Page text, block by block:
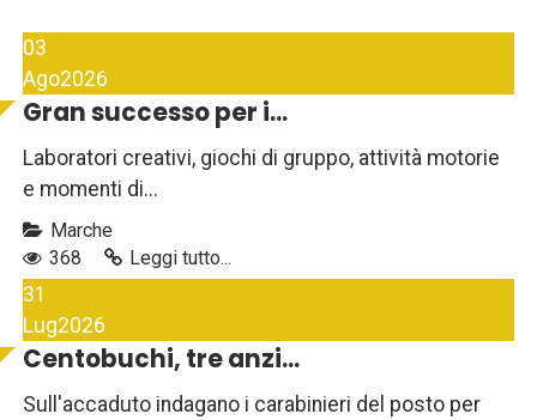
03
Ago2026
Gran successo per i...
Laboratori creativi, giochi di gruppo, attività motorie
e momenti di...
Marche
368
Leggi tutto...
31
Lug2026
Centobuchi, tre anzi...
Sull'accaduto indagano i carabinieri del posto per